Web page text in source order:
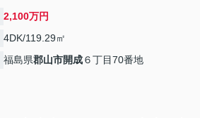
2,100万円
4DK/119.29㎡
福島県郡山市開成６丁目70番地